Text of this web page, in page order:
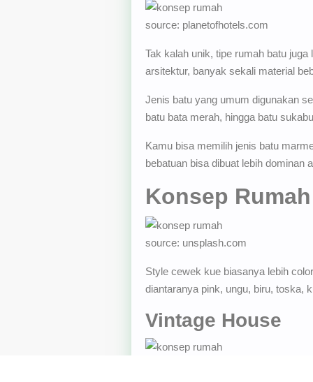
source: planetofhotels.com
Tak kalah unik, tipe rumah batu
arsitektur, banyak sekali material
Jenis batu yang umum digunakan
batu bata merah, hingga batu
Kamu bisa memilih jenis batu
bebatuan bisa dibuat lebih dominan
Konsep
source: unsplash.com
Style cewek kue biasanya lebih
diantaranya pink, ungu, biru, toska,
Vintage House